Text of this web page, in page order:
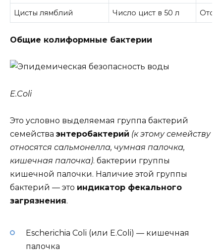
Цисты лямблий Число цист в 50 л
Общие колиформные бактерии
E.Coli
Это условно выделяемая группа бактерий
семейства энтеробактерий (к этому семейству
относятся сальмонелла, чумная палочка,
кишечная палочка). бактерии группы
кишечной палочки. Наличие этой группы
бактерий — это индикатор фекального
загрязнения.
Escherichia Coli (или E.Coli) — кишечная
палочка